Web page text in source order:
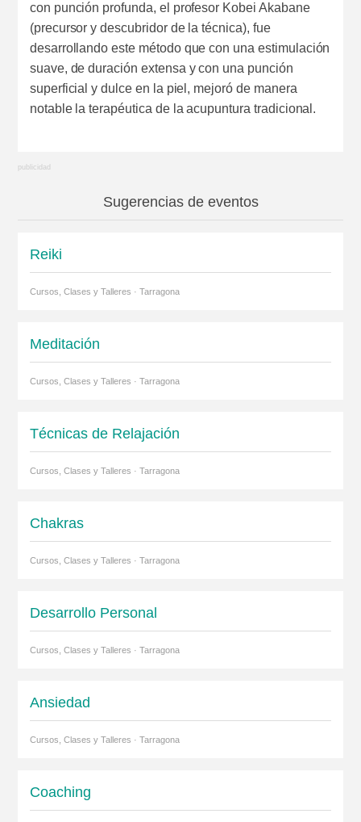
con punción profunda, el profesor Kobei Akabane
(precursor y descubridor de la técnica), fue
desarrollando este método que con una estimulación
suave, de duración extensa y con una punción
superficial y dulce en la piel, mejoró de manera
notable la terapéutica de la acupuntura tradicional.
Sugerencias de eventos
Reiki
Cursos, Clases y Talleres · Tarragona
Meditación
Cursos, Clases y Talleres · Tarragona
Técnicas de Relajación
Cursos, Clases y Talleres · Tarragona
Chakras
Cursos, Clases y Talleres · Tarragona
Desarrollo Personal
Cursos, Clases y Talleres · Tarragona
Ansiedad
Cursos, Clases y Talleres · Tarragona
Coaching